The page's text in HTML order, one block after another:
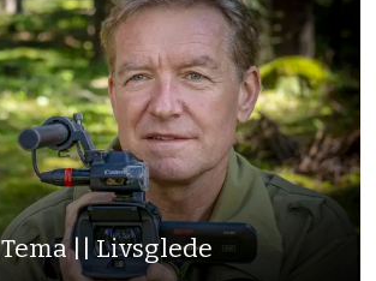
Tema || Livsglede